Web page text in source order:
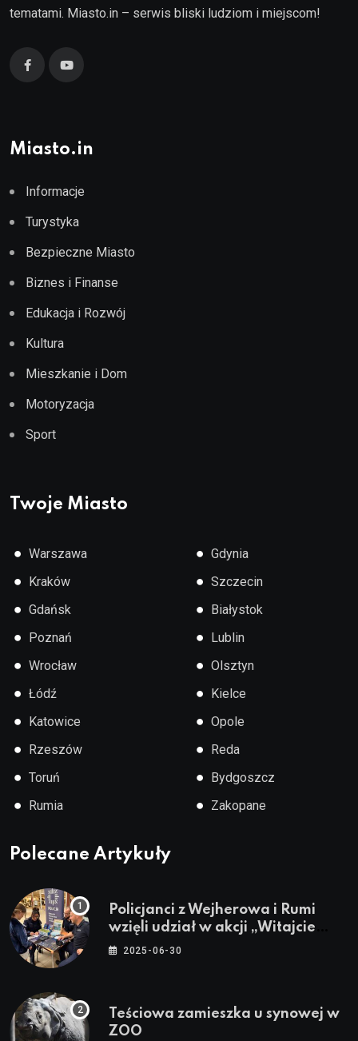
tematami. Miasto.in – serwis bliski ludziom i miejscom!
Miasto.in
Informacje
Turystyka
Bezpieczne Miasto
Biznes i Finanse
Edukacja i Rozwój
Kultura
Mieszkanie i Dom
Motoryzacja
Sport
Twoje Miasto
● Warszawa
● Kraków
● Gdańsk
● Poznań
● Wrocław
● Łódź
● Katowice
● Rzeszów
● Toruń
● Rumia
● Gdynia
● Szczecin
● Białystok
● Lublin
● Olsztyn
● Kielce
● Opole
● Reda
● Bydgoszcz
● Zakopane
Polecane Artykuły
Policjanci z Wejherowa i Rumi
wzięli udział w akcji „Witajcie
Wakacje”
2025-06-30
Teściowa zamieszka u synowej w
ZOO